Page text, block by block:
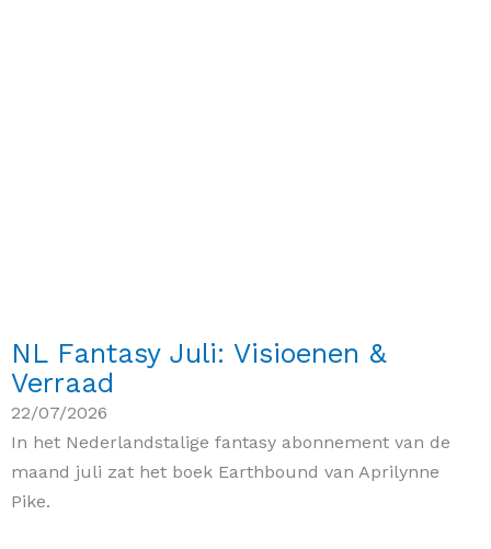
NL Fantasy Juli: Visioenen &
Verraad
22/07/2026
In het Nederlandstalige fantasy abonnement van de
maand juli zat het boek Earthbound van Aprilynne
Pike.